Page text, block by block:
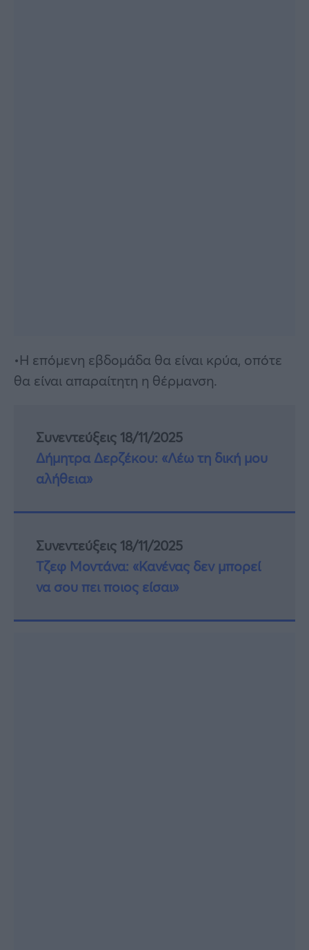
•Η επόμενη εβδομάδα θα είναι κρύα, οπότε
θα είναι απαραίτητη η θέρμανση.
Συνεντεύξεις 18/11/2025
Δήμητρα Δερζέκου: «Λέω τη δική μου
αλήθεια»
Συνεντεύξεις 18/11/2025
Τζεφ Μοντάνα: «Κανένας δεν μπορεί
να σου πει ποιος είσαι»